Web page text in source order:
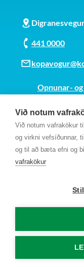
Við notum
Við notum vafrakökur
og virkni vefsíðunnar,
og til að bæta efni og
vafrakökur
441 0000
Opnunar-
Kt. 700169-